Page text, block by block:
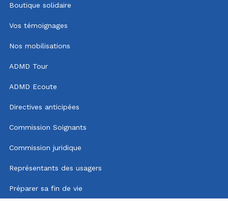
Boutique solidaire
Vos témoignages
Nos mobilisations
ADMD Tour
ADMD Ecoute
Directives anticipées
Commission Soignants
Commission juridique
Représentants des usagers
Préparer sa fin de vie